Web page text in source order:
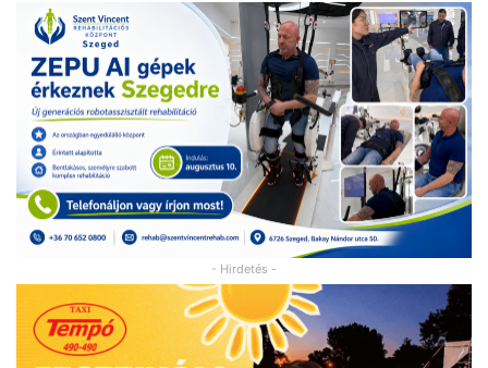
- Hirdetés -